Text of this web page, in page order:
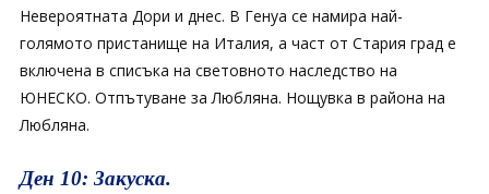
Невероятната Дори и днес. В Генуа се намира най-
голямото пристанище на Италия, а част от Стария град е
включена в списъка на световното наследство на
ЮНЕСКО. Отпътуване за Любляна. Нощувка в района на
Любляна.
Ден 10: Закуска.